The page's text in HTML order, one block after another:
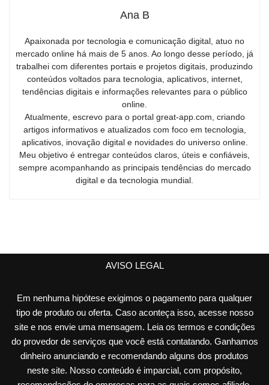
Ana B
Apaixonada por tecnologia e comunicação digital, atuo no
mercado online há mais de 5 anos. Ao longo desse período, já
trabalhei com diferentes portais e projetos digitais, produzindo
conteúdos voltados para tecnologia, aplicativos, internet,
tendências digitais e informações relevantes para o público
online.
Atualmente, escrevo para o portal great-app.com, criando
artigos informativos e atualizados com foco em tecnologia,
aplicativos, inovação digital e novidades do universo online.
Meu objetivo é entregar conteúdos claros, úteis e confiáveis,
sempre acompanhando as principais tendências do mercado
digital e da tecnologia mundial.
AVISO LEGAL
Em nenhuma hipótese exigimos o pagamento para qualquer
tipo de produto ou oferta. Caso aconteça isso, acesse nosso
site e nos envie uma mensagem. Leia os termos e condições
do provedor de serviços que você está contatando. Ganhamos
dinheiro anunciando e recomendando alguns dos produtos
neste site. Nosso conteúdo é imparcial, com propósito,